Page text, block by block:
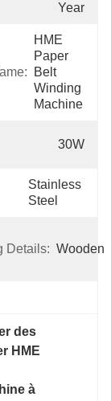
Year
HME
Paper
Belt
Winding
Machine
30W
Stainless
Steel
Details: Wooden
des
HME
à